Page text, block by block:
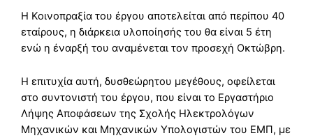
Η Κοινοπραξία του έργου αποτελείται από περίπου 40
εταίρους, η διάρκεια υλοποίησής του θα είναι 5 έτη
ενώ η έναρξή του αναμένεται τον προσεχή Οκτώβρη.
Η επιτυχία αυτή, δυσθεώρητου μεγέθους, οφείλεται
στο συντονιστή του έργου, που είναι το Εργαστήριο
Λήψης Αποφάσεων της Σχολής Ηλεκτρολόγων
Μηχανικών και Μηχανικών Υπολογιστών του ΕΜΠ, με